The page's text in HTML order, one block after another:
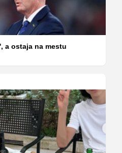
a ostaja na mestu